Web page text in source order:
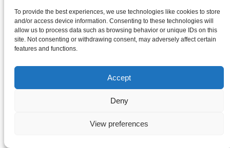
To provide the best experiences, we use technologies like cookies to store
and/or access device information. Consenting to these technologies will
allow us to process data such as browsing behavior or unique IDs on this
site. Not consenting or withdrawing consent, may adversely affect certain
features and functions.
Accept
Deny
View preferences
Это противоречило их устному закону. И об этом
рассказывается в 10-ой главе Деяний, когда Петр
говорит Корнилию, который проходил через
процесс обращения в иудаизм: «Корнилий, не
устный закон, но, в действительности, это не так,
потому что Господь открыл мне, чтобы я не
Хорошо. Итак, он говорит:
Вместе с ним лицемерили и прочие